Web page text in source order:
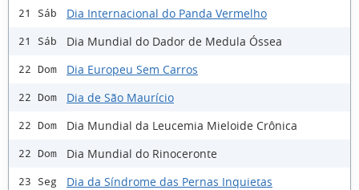
21 Sáb Dia Internacional do Panda Vermelho
21 Sáb Dia Mundial do Dador de Medula Óssea
22 Dom Dia Europeu Sem Carros
22 Dom Dia de São Maurício
22 Dom Dia Mundial da Leucemia Mieloide Crônica
22 Dom Dia Mundial do Rinoceronte
23 Seg Dia da Síndrome das Pernas Inquietas